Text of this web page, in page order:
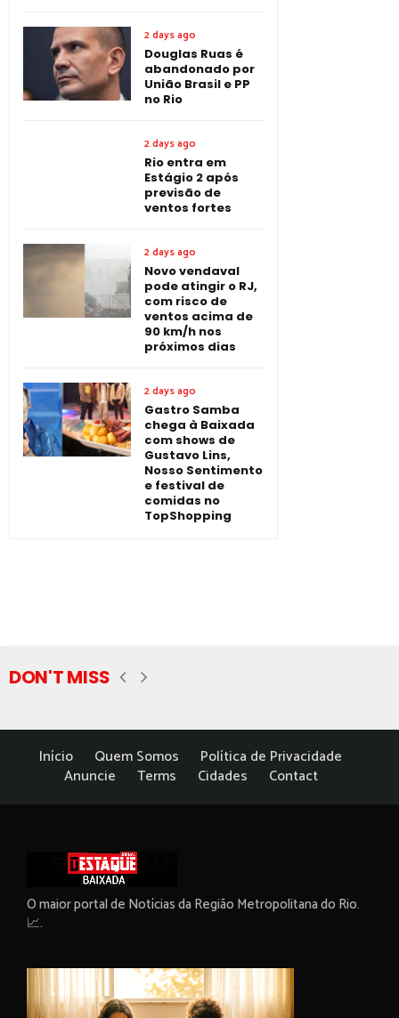
2 days ago
Douglas Ruas é
abandonado por
União Brasil e PP
no Rio
2 days ago
Rio entra em
Estágio 2 após
previsão de
ventos fortes
2 days ago
Novo vendaval
pode atingir o RJ,
com risco de
ventos acima de
90 km/h nos
próximos dias
2 days ago
Gastro Samba
chega à Baixada
com shows de
Gustavo Lins,
Nosso Sentimento
e festival de
comidas no
TopShopping
DON'T MISS
Início Quem Somos
Política de Privacidade
Anuncie
Terms Cidades Contact
O maior portal de Notícias da Região Metropolitana do Rio.
📈.